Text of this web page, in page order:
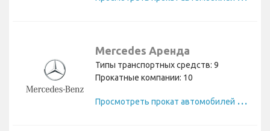
Mercedes Аренда
Типы транспортных средств: 9
Прокатные компании: 10
П
росмотреть прокат автомобилей Mercedes